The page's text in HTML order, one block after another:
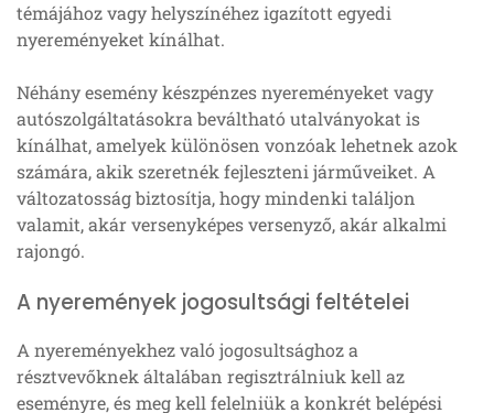
témájához vagy helyszínéhez igazított egyedi
nyereményeket kínálhat.
Néhány esemény készpénzes nyereményeket vagy
autószolgáltatásokra beváltható utalványokat is
kínálhat, amelyek különösen vonzóak lehetnek azok
számára, akik szeretnék fejleszteni járműveiket. A
változatosság biztosítja, hogy mindenki találjon
valamit, akár versenyképes versenyző, akár alkalmi
rajongó.
A nyeremények jogosultsági feltételei
A nyereményekhez való jogosultsághoz a
résztvevőknek általában regisztrálniuk kell az
eseményre, és meg kell felelniük a konkrét belépési